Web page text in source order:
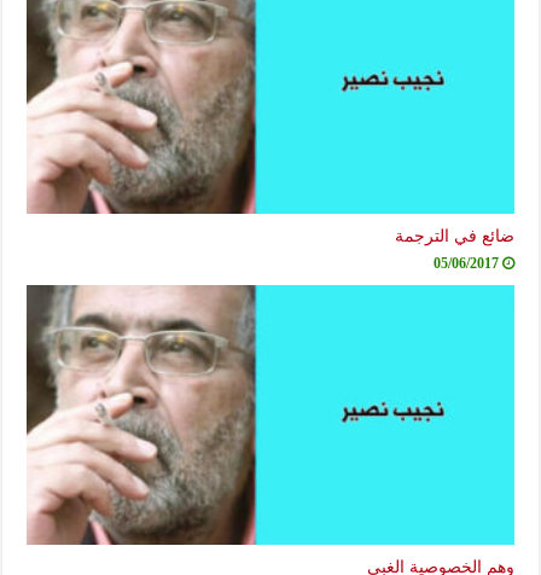
ضائع في الترجمة
05/06/2017
وهم الخصوصية الغبي